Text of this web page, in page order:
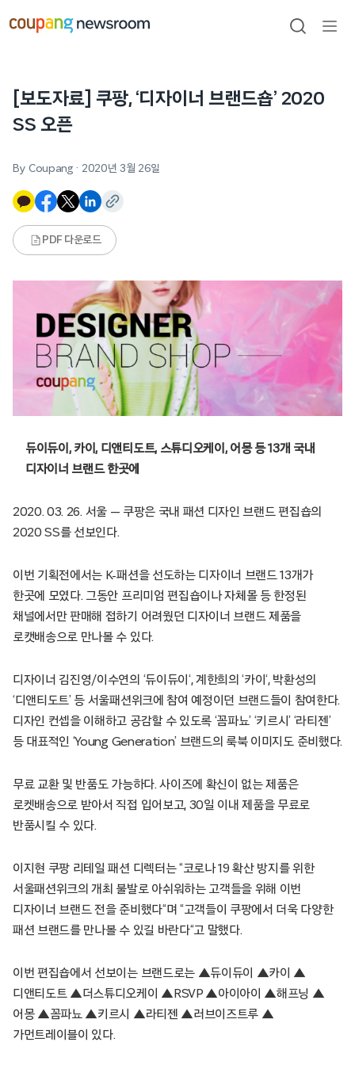
건너뛰기
검색
[보도자료] 쿠팡, ‘디자이너 브랜드숍’ 2020
SS 오픈
By Coupang · 2020년 3월 26일
PDF 다운로드
듀이듀이, 카이, 디앤티도트, 스튜디오케이, 어몽 등 13개 국내
디자이너 브랜드 한곳에
2020. 03. 26. 서울 — 쿠팡은 국내 패션 디자인 브랜드 편집숍의
2020 SS를 선보인다.
이번 기획전에서는 K-패션을 선도하는 디자이너 브랜드 13개가
한곳에 모였다. 그동안 프리미엄 편집숍이나 자체몰 등 한정된
채널에서만 판매해 접하기 어려웠던 디자이너 브랜드 제품을
로캣배송으로 만나볼 수 있다.
디자이너 김진영/이수연의 ‘듀이듀이‘, 계한희의 ‘카이‘, 박환성의
‘디앤티도트’ 등 서울패션위크에 참여 예정이던 브랜드들이 참여한다.
디자인 컨셉을 이해하고 공감할 수 있도록 ‘꼼파뇨’ ‘키르시’ ‘라티젠’
등 대표적인 ‘Young Generation’ 브랜드의 룩북 이미지도 준비했다.
무료 교환 및 반품도 가능하다. 사이즈에 확신이 없는 제품은
로켓배송으로 받아서 직접 입어보고, 30일 이내 제품을 무료로
반품시킬 수 있다.
이지현 쿠팡 리테일 패션 디렉터는 “코로나 19 확산 방지를 위한
서울패션위크의 개최 불발로 아쉬워하는 고객들을 위해 이번
디자이너 브랜드 전을 준비했다“며 “고객들이 쿠팡에서 더욱 다양한
패션 브랜드를 만나볼 수 있길 바란다“고 말했다.
이번 편집숍에서 선보이는 브랜드로는 ▲듀이듀이 ▲카이 ▲
디앤티도트 ▲더스튜디오케이 ▲RSVP ▲아이아이 ▲해프닝 ▲
어몽 ▲꼼파뇨 ▲키르시 ▲라티젠 ▲러브이즈트루 ▲
가먼트레이블이 있다.